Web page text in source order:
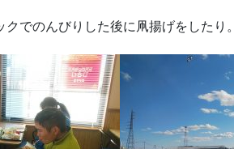
でのんびりした後に凧揚げをしたり。